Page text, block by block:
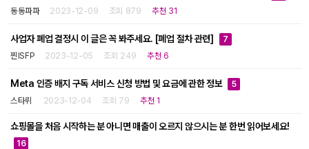
동동파파 2023-12-09 조회 879 추천 31
사업자 폐업 결정시 이 글은 꼭 봐주세요. [폐업 절차 관련] 7
찐ISFP 2023-12-05 조회 249 추천 6
Meta 인증 배지 구독 서비스 신청 방법 및 요금에 관한 정보 5
스타뤼 2023-12-04 조회 79 추천 1
쇼핑몰을 처음 시작하는 분 아니면 매출이 오르지 않으시는 분 한번 읽어보세요!
16